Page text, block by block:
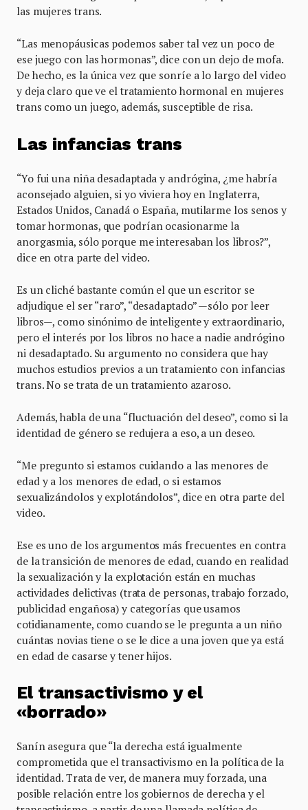
las mujeres trans.
“Las menopáusicas podemos saber tal vez un poco de
ese juego con las hormonas”, dice con un dejo de mofa.
De hecho, es la única vez que sonríe a lo largo del video
y deja claro que ve el tratamiento hormonal en mujeres
trans como un juego, además, susceptible de risa.
Las infancias trans
“Yo fui una niña desadaptada y andrógina, ¿me habría
aconsejado alguien, si yo viviera hoy en Inglaterra,
Estados Unidos, Canadá o España, mutilarme los senos y
tomar hormonas, que podrían ocasionarme la
anorgasmia, sólo porque me interesaban los libros?”,
dice en otra parte del video.
Es un cliché bastante común el que un escritor se
adjudique el ser “raro”, “desadaptado” —sólo por leer
libros—, como sinónimo de inteligente y extraordinario,
pero el interés por los libros no hace a nadie andrógino
ni desadaptado. Su argumento no considera que hay
muchos estudios previos a un tratamiento con infancias
trans. No se trata de un tratamiento azaroso.
Además, habla de una “fluctuación del deseo”, como si la
identidad de género se redujera a eso, a un deseo.
“Me pregunto si estamos cuidando a las menores de
edad y a los menores de edad, o si estamos
sexualizándolos y explotándolos”, dice en otra parte del
video.
Ese es uno de los argumentos más frecuentes en contra
de la transición de menores de edad, cuando en realidad
la sexualización y la explotación están en muchas
actividades delictivas (trata de personas, trabajo forzado,
publicidad engañosa) y categorías que usamos
cotidianamente, como cuando se le pregunta a un niño
cuántas novias tiene o se le dice a una joven que ya está
en edad de casarse y tener hijos.
El transactivismo y el
«borrado»
Sanín asegura que “la derecha está igualmente
comprometida que el transactivismo en la política de la
identidad. Trata de ver, de manera muy forzada, una
posible relación entre los gobiernos de derecha y el